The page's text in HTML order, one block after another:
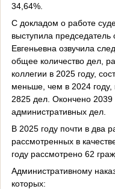
34,64%.
С докладом о работе
выступила
Евгеньевна озвучила
общее количество дел,
коллегии в 2025 году,
меньше, чем в 2024 году,
2825 дел. Окончено 2039
административных дел.
В 2025 году почти в два
рассмотренных в
году рассмотрено 62
Административному
которых: